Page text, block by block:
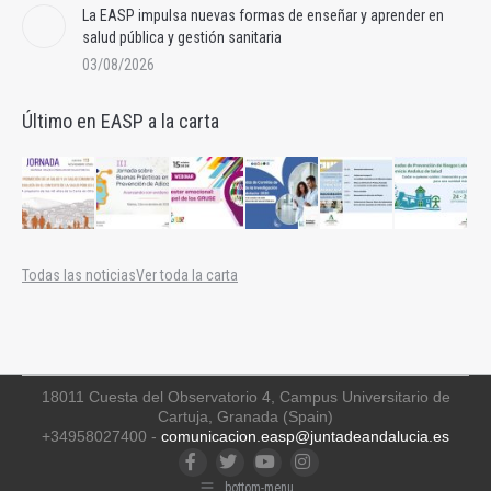
La EASP impulsa nuevas formas de enseñar y aprender en
salud pública y gestión sanitaria
03/08/2026
Último en EASP a la carta
Todas las noticiasVer toda la carta
18011 Cuesta del Observatorio 4, Campus Universitario de
Cartuja, Granada (Spain)
+34958027400 - comunicacion.easp@juntadeandalucia.es
FacebookTwitterYouTubeInstagram
bottom-menu